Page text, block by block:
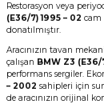
Restorasyon veya
(E36/7) 1995 – 02 cam
donatılmıştır.
Aracınızın tavan
çalışan BMW Z3 (E36/
performans sergiler.
– 2002 sahipleri için
de aracınızın orijinal